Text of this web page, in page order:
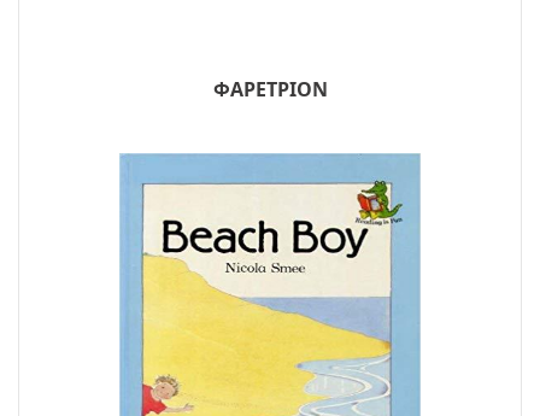
ΦΑΡΕΤΡΙΟΝ